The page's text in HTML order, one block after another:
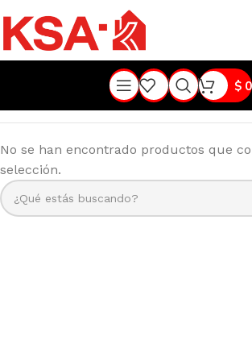
$0
No se han encontrado productos que
selección.